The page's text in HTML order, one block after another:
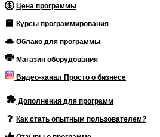
Цена программы
Курсы программирования
Облако для программы
Магазин оборудования
Видео-канал Просто о бизнесе
Дополнения для программ
Как стать опытным пользователем?